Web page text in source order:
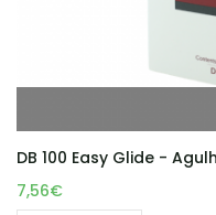
DB 100 Easy Glide -
7,56€